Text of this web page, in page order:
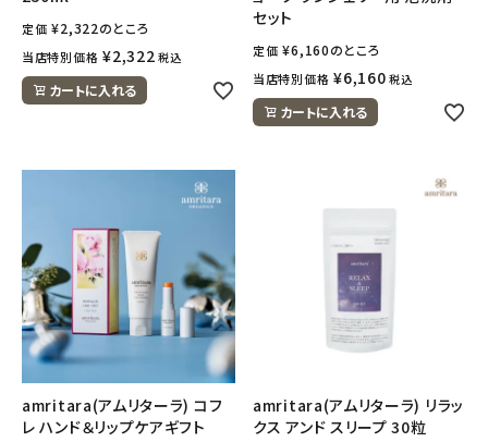
定価 ¥2,322のところ
当店特別価格 ¥2,322 税込
カートに入れる
セット
定価 ¥6,160のところ
当店特別価格 ¥6,160 税込
カートに入れる
amritara(アムリターラ) コフ
レ ハンド＆リップケアギフト
amritara(アムリターラ) リラッ
クス アンド スリープ 30粒